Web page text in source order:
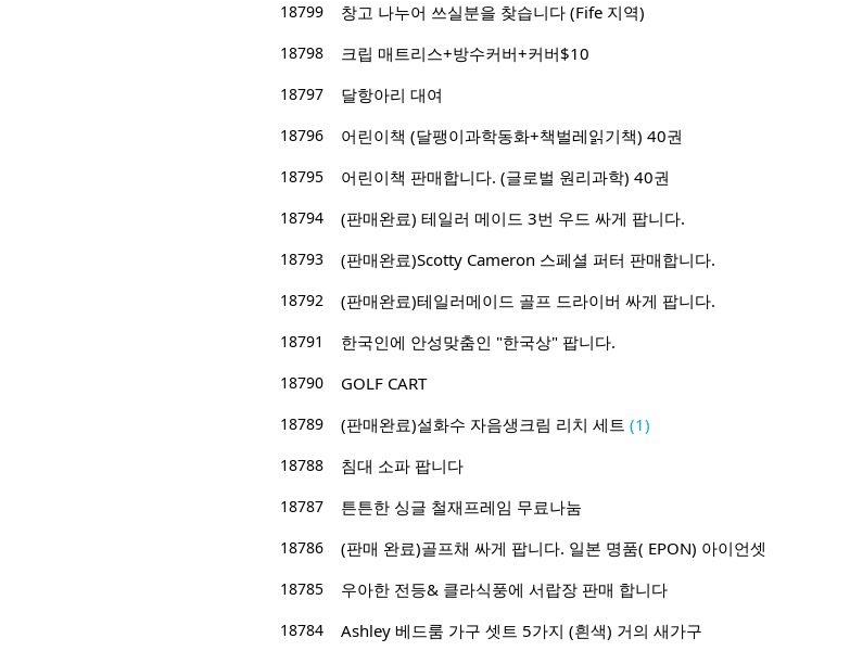
18799
창고 나누어 쓰실분을 찾습니다 (Fife 지역)
18798
크립 매트리스+방수커버+커버$10
18797
달항아리 대여
18796
어린이책 (달팽이과학동화+책벌레읽기책) 40권
18795
어린이책 판매합니다. (글로벌 원리과학) 40권
18794
(판매완료) 테일러 메이드 3번 우드 싸게 팝니다.
18793
(판매완료)Scotty Cameron 스페셜 퍼터 판매합니다.
18792
(판매완료)테일러메이드 골프 드라이버 싸게 팝니다.
18791
한국인에 안성맞춤인 "한국상" 팝니다.
18790
GOLF CART
18789
(판매완료)설화수 자음생크림 리치 세트 (1)
18788
침대 소파 팝니다
18787
튼튼한 싱글 철재프레임 무료나눔
18786
(판매 완료)골프채 싸게 팝니다. 일본 명품( EPON) 아이언셋
18785
우아한 전등& 클라식풍에 서랍장 판매 합니다
18784
Ashley 베드룸 가구 셋트 5가지 (흰색) 거의 새가구